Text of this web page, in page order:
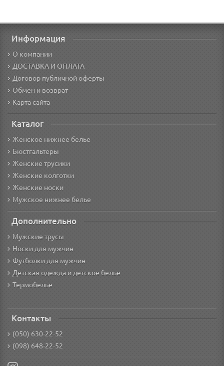
Информация
О компании
ДОСТАВКА И ОПЛАТА
Договор публичной оферты
Обмен и возврат
Карта сайта
Каталог
Женское нижнее белье
Бюстгальтеры
Женские трусики
Женские колготки
Женские носки
Мужское нижнее белье
Дополнительно
Мужские трусы
Носки для мужчин
Футболки для мужчин
Детская одежда и детское белье
Термобелье
Контакты
(050) 630-22-52
(098) 648-22-52